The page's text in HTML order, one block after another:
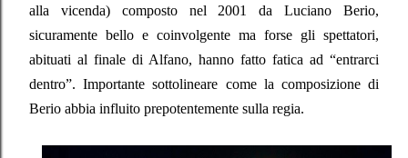
alla vicenda) composto nel 2001 da Luciano Berio,
sicuramente bello e coinvolgente ma forse gli spettatori,
abituati al finale di Alfano, hanno fatto fatica ad “entrarci
dentro”. Importante sottolineare come la composizione di
Berio abbia influito prepotentemente sulla regia.